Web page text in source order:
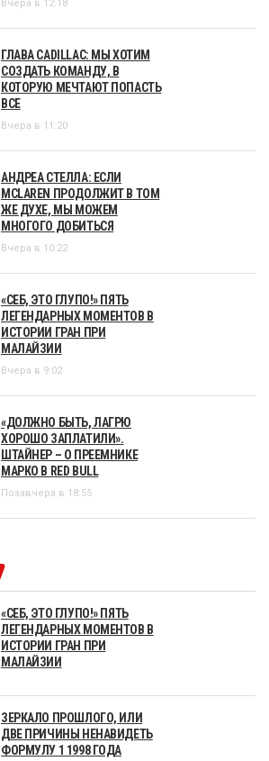
Вчера в 12:18
ГЛАВА CADILLAC: МЫ ХОТИМ
СОЗДАТЬ КОМАНДУ, В
КОТОРУЮ МЕЧТАЮТ ПОПАСТЬ
ВСЕ
Вчера в 11:20
АНДРЕА СТЕЛЛА: ЕСЛИ
MCLAREN ПРОДОЛЖИТ В ТОМ
ЖЕ ДУХЕ, МЫ МОЖЕМ
МНОГОГО ДОБИТЬСЯ
Вчера в 10:22
«СЕБ, ЭТО ГЛУПО!» ПЯТЬ
ЛЕГЕНДАРНЫХ МОМЕНТОВ В
ИСТОРИИ ГРАН ПРИ
МАЛАЙЗИИ
Вчера в 9:02
«ДОЛЖНО БЫТЬ, ЛАГРЮ
ХОРОШО ЗАПЛАТИЛИ».
ШТАЙНЕР – О ПРЕЕМНИКЕ
МАРКО В RED BULL
Позавчера в 18:55
«СЕБ, ЭТО ГЛУПО!» ПЯТЬ
ЛЕГЕНДАРНЫХ МОМЕНТОВ В
ИСТОРИИ ГРАН ПРИ
МАЛАЙЗИИ
ЗЕРКАЛО ПРОШЛОГО, ИЛИ
ДВЕ ПРИЧИНЫ НЕНАВИДЕТЬ
ФОРМУЛУ 1 1998 ГОДА